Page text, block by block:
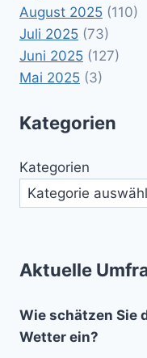
August 2025 (110)
Juli 2025 (73)
Juni 2025 (127)
Mai 2025 (3)
Kategorien
Kategorien
Aktuelle
Wie schätzen Sie
Wetter ein?